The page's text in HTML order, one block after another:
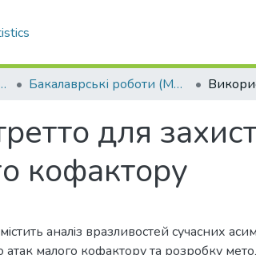
інформації (ММЗІ) Бакалаврські роботи (ММЗІ)
для
кофактору
аналiз вразливостей сучасних
атак малого кофактору та розробку